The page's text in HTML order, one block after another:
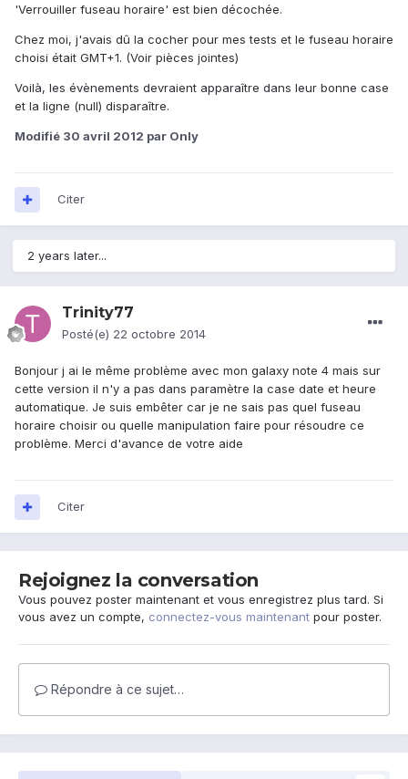
'Verrouiller fuseau horaire' est bien décochée.
Chez moi, j'avais dû la cocher pour mes tests et le fuseau horaire
choisi était GMT+1. (Voir pièces jointes)
Voilà, les évènements devraient apparaître dans leur bonne case
et la ligne (null) disparaître.
Modifié 30 avril 2012 par Only
Citer
2 years later...
Trinity77
Posté(e) 22 octobre 2014
Bonjour j ai le même problème avec mon galaxy note 4 mais sur
cette version il n'y a pas dans paramètre la case date et heure
automatique. Je suis embêter car je ne sais pas quel fuseau
horaire choisir ou quelle manipulation faire pour résoudre ce
problème. Merci d'avance de votre aide
Citer
Rejoignez la conversation
Vous pouvez poster maintenant et vous enregistrez plus tard. Si
vous avez un compte, connectez-vous maintenant pour poster.
Répondre à ce sujet…